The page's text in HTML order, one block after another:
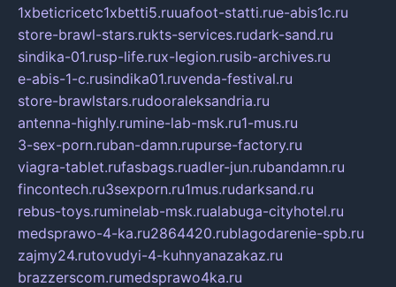
1xbeticricetc1xbetti5.ruuafoot-statti.rue-abis1c.ru
store-brawl-stars.rukts-services.rudark-sand.ru
sindika-01.rusp-life.rux-legion.rusib-archives.ru
e-abis-1-c.rusindika01.ruvenda-festival.ru
store-brawlstars.rudooraleksandria.ru
antenna-highly.rumine-lab-msk.ru1-mus.ru
3-sex-porn.ruban-damn.rupurse-factory.ru
viagra-tablet.rufasbags.ruadler-jun.rubandamn.ru
fincontech.ru3sexporn.ru1mus.rudarksand.ru
rebus-toys.ruminelab-msk.rualabuga-cityhotel.ru
medsprawo-4-ka.ru2864420.rublagodarenie-spb.ru
zajmy24.rutovudyi-4-kuhnyanazakaz.ru
brazzerscom.rumedsprawo4ka.ru